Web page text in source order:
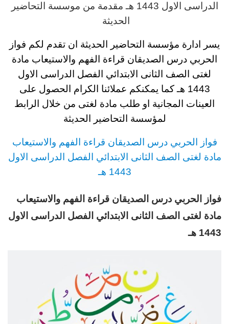
الدراسى الاول 1443 هـ
مقدمة من موسسة التحاضير
الحديثة
يسر ادارة مؤسسة التحاضير الحديثة ان تقدم لكم فواز
الحربي درس الصديقان قراءة الفهم والاستيعاب مادة
لغتى
الصف الثانى الابتدائي الفصل الدراسى الاول
1443 هـ
كما يمكنكم عملائنا الكرام الحصول على
العينات المجانية او طلب مادة لغتى من خلال الرابط
لمؤسسة التحاضير الحديثة
فواز الحربي درس الصديقان قراءة الفهم والاستيعاب
مادة لغتى
الصف الثانى الابتدائي الفصل الدراسى الاول
1443 هـ
فواز الحربي درس الصديقان قراءة الفهم والاستيعاب
مادة لغتى الصف الثانى الابتدائي الفصل الدراسى الاول
1443 هـ